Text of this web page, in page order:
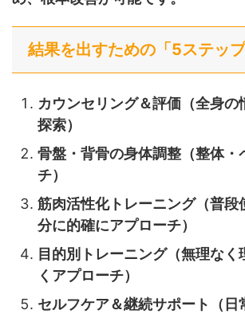
結果を出すための「5ステッ
カウンセリング＆評価（全身の
探索）
骨盤・背骨の身体調整（整体・
チ）
筋肉活性化トレーニング（普段
分に的確にアプローチ）
目的別トレーニング（無理なく
くアプローチ）
セルフケア＆継続サポート（日